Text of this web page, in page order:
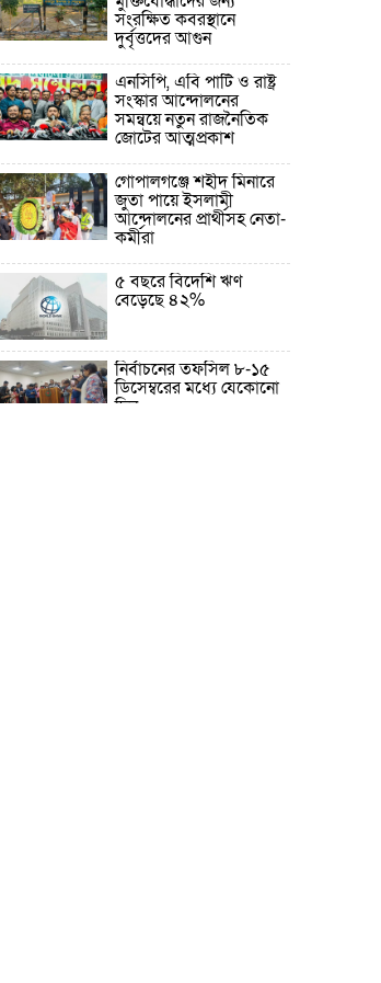
সংরক্ষিত কবরস্থানে
দুর্বৃত্তদের আগুন
এনসিপি, এবি পার্টি ও রাষ্ট্র
সংস্কার আন্দোলনের
সমন্বয়ে নতুন রাজনৈতিক
জোটের আত্মপ্রকাশ
গোপালগঞ্জে শহীদ মিনারে
জুতা পায়ে ইসলামী
আন্দোলনের প্রার্থীসহ নেতা-
কর্মীরা
৫ বছরে বিদেশি ঋণ
বেড়েছে ৪২%
নির্বাচনের তফসিল ৮-১৫
ডিসেম্বরের মধ্যে যেকোনো
দিন